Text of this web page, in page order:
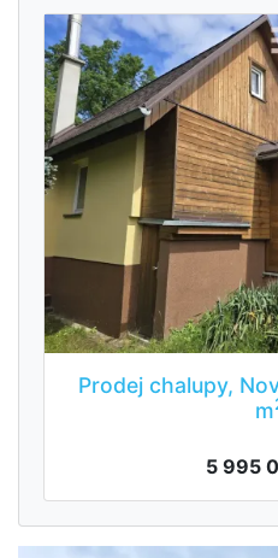
Prodej chalupy,
m
5 995